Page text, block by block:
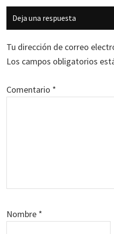
Interacciones
con
los
lectores
Deja una respuesta
Tu dirección de correo
Los campos obligatorios
Comentario *
Nombre *